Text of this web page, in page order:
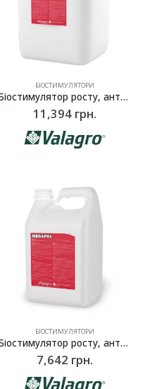
БІОСТИМУЛЯТОРИ
Біостимулятор росту, антистресант кореневої системи Віва (Viva), Valagro – 20 л
11,394 грн.
БІОСТИМУЛЯТОРИ
Біостимулятор росту, антистресант Мегафол (Megafol), Valagro – 10 л
7,642 грн.